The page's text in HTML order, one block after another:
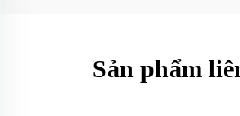
Sản phẩm